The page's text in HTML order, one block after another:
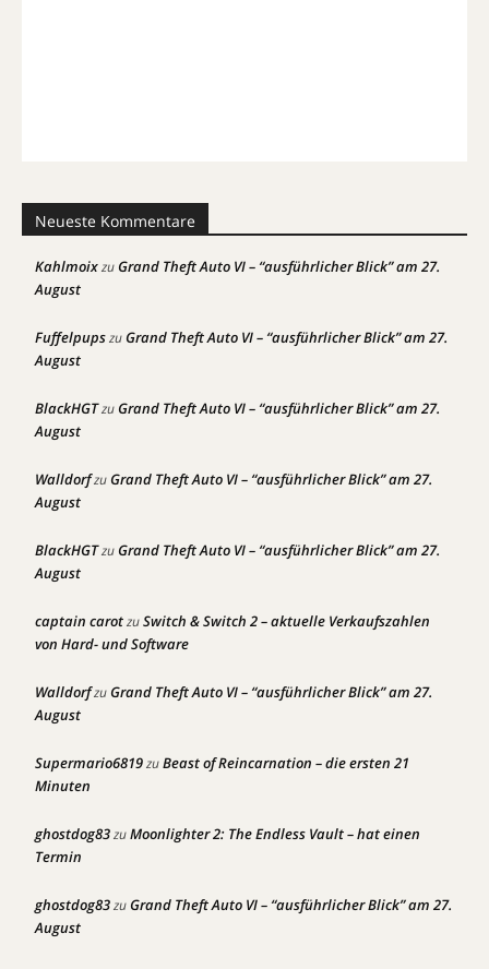
Neueste Kommentare
KahlmoixzuGrand Theft Auto VI – “ausführlicher Blick” am 27.
August
FuffelpupszuGrand Theft Auto VI – “ausführlicher Blick” am 27.
August
BlackHGTzuGrand Theft Auto VI – “ausführlicher Blick” am 27.
August
WalldorfzuGrand Theft Auto VI – “ausführlicher Blick” am 27.
August
BlackHGTzuGrand Theft Auto VI – “ausführlicher Blick” am 27.
August
captain carotzuSwitch & Switch 2 – aktuelle Verkaufszahlen
von Hard- und Software
WalldorfzuGrand Theft Auto VI – “ausführlicher Blick” am 27.
August
Supermario6819zuBeast of Reincarnation – die ersten 21
Minuten
ghostdog83zuMoonlighter 2: The Endless Vault – hat einen
Termin
ghostdog83zuGrand Theft Auto VI – “ausführlicher Blick” am 27.
August